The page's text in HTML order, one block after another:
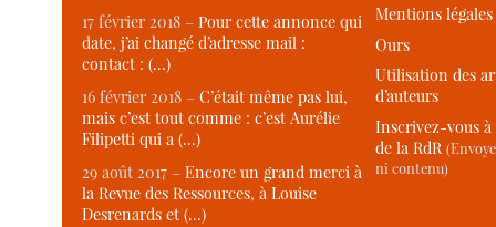
17 février 2018 –Pour cette annonce qui
date, j’ai changé d’adresse mail :
contact : (…)
16 février 2018 –C’était même pas lui,
mais c’est tout comme : c’est Aurélie
Filipetti qui a (…)
29 août 2017 –Encore un grand merci à
la Revue des Ressources, à Louise
Desrenards et (…)
Mentions légales
Ours
Utilisation des
d’auteurs
Inscrivez-vous
de la RdR
ni contenu)